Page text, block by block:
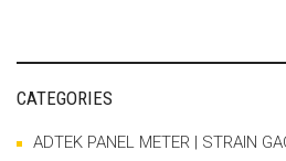
CATEGORIES
ADTEK PANEL METER | STRAIN